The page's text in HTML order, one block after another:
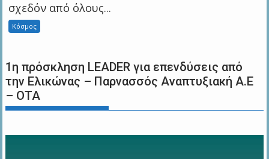
σχεδόν από όλους...
Κόσμος
1η πρόσκληση LEADER για επενδύσεις από
την Ελικώνας – Παρνασσός Αναπτυξιακή Α.Ε
– ΟΤΑ